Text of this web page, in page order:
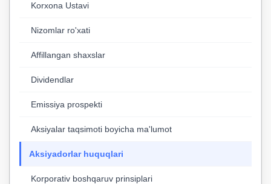
Korxona Ustavi
Nizomlar ro'xati
Affillangan shaxslar
Dividendlar
Emissiya prospekti
Aksiyalar taqsimoti boyicha ma'lumot
Aksiyadorlar huquqlari
Korporativ boshqaruv prinsiplari